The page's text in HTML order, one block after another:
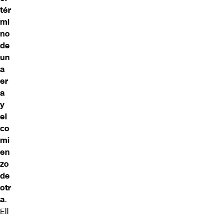
tér
mi
no
de
un
a
er
a
y
el
co
mi
en
zo
de
otr
a.
Ell